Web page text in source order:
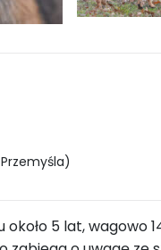
5 lat, wagowo